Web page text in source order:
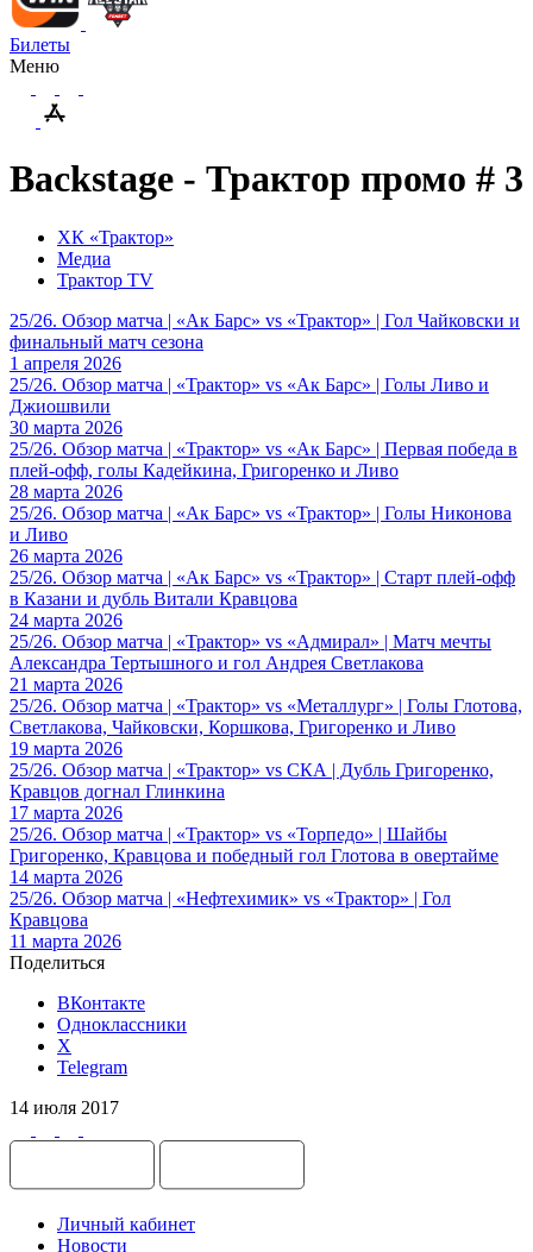
Билеты
Меню
Backstage - Трактор промо # 3
ХК «Трактор»
Медиа
Трактор TV
25/26. Обзор матча | «Ак Барс» vs «Трактор» | Гол Чайковски и
финальный матч сезона
1 апреля 2026
25/26. Обзор матча | «Трактор» vs «Ак Барс» | Голы Ливо и
Джиошвили
30 марта 2026
25/26. Обзор матча | «Трактор» vs «Ак Барс» | Первая победа в
плей-офф, голы Кадейкина, Григоренко и Ливо
28 марта 2026
25/26. Обзор матча | «Ак Барс» vs «Трактор» | Голы Никонова
и Ливо
26 марта 2026
25/26. Обзор матча | «Ак Барс» vs «Трактор» | Старт плей-офф
в Казани и дубль Витали Кравцова
24 марта 2026
25/26. Обзор матча | «Трактор» vs «Адмирал» | Матч мечты
Александра Тертышного и гол Андрея Светлакова
21 марта 2026
25/26. Обзор матча | «Трактор» vs «Металлург» | Голы Глотова,
Светлакова, Чайковски, Коршкова, Григоренко и Ливо
19 марта 2026
25/26. Обзор матча | «Трактор» vs СКА | Дубль Григоренко,
Кравцов догнал Глинкина
17 марта 2026
25/26. Обзор матча | «Трактор» vs «Торпедо» | Шайбы
Григоренко, Кравцова и победный гол Глотова в овертайме
14 марта 2026
25/26. Обзор матча | «Нефтехимик» vs «Трактор» | Гол
Кравцова
11 марта 2026
Поделиться
ВКонтакте
Одноклассники
X
Telegram
14 июля 2017
Личный кабинет
Новости